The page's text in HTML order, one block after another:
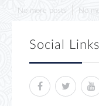
No more posts No
Social Links